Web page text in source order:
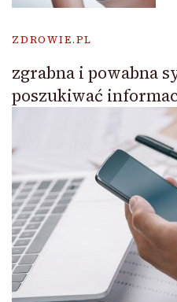
ZDROWIE.PL
zgrabna i powabna
poszukiwać